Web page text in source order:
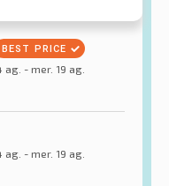
- mer. 19 ag.
- mer. 19 ag.